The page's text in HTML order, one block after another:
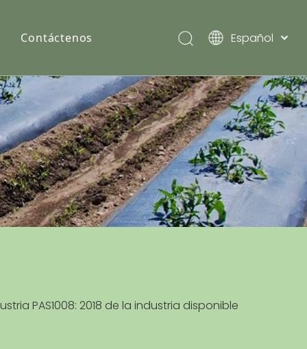
Contáctenos
Español
Pусский
PAS1008: 2018 de la industria disponible